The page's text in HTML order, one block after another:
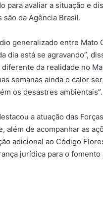
para avaliar a situação e
são da Agência Brasil.
generalizado entre Mato
dia está se agravando”,
diferente da realidade no
semanas ainda o calor
os desastres ambientais”.
a atuação das
além de acompanhar as
adicional ao Código
jurídica para o